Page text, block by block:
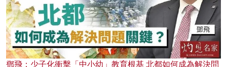
鄧飛：少子化衝擊「中小幼」教育根基 北都如何成為解決問